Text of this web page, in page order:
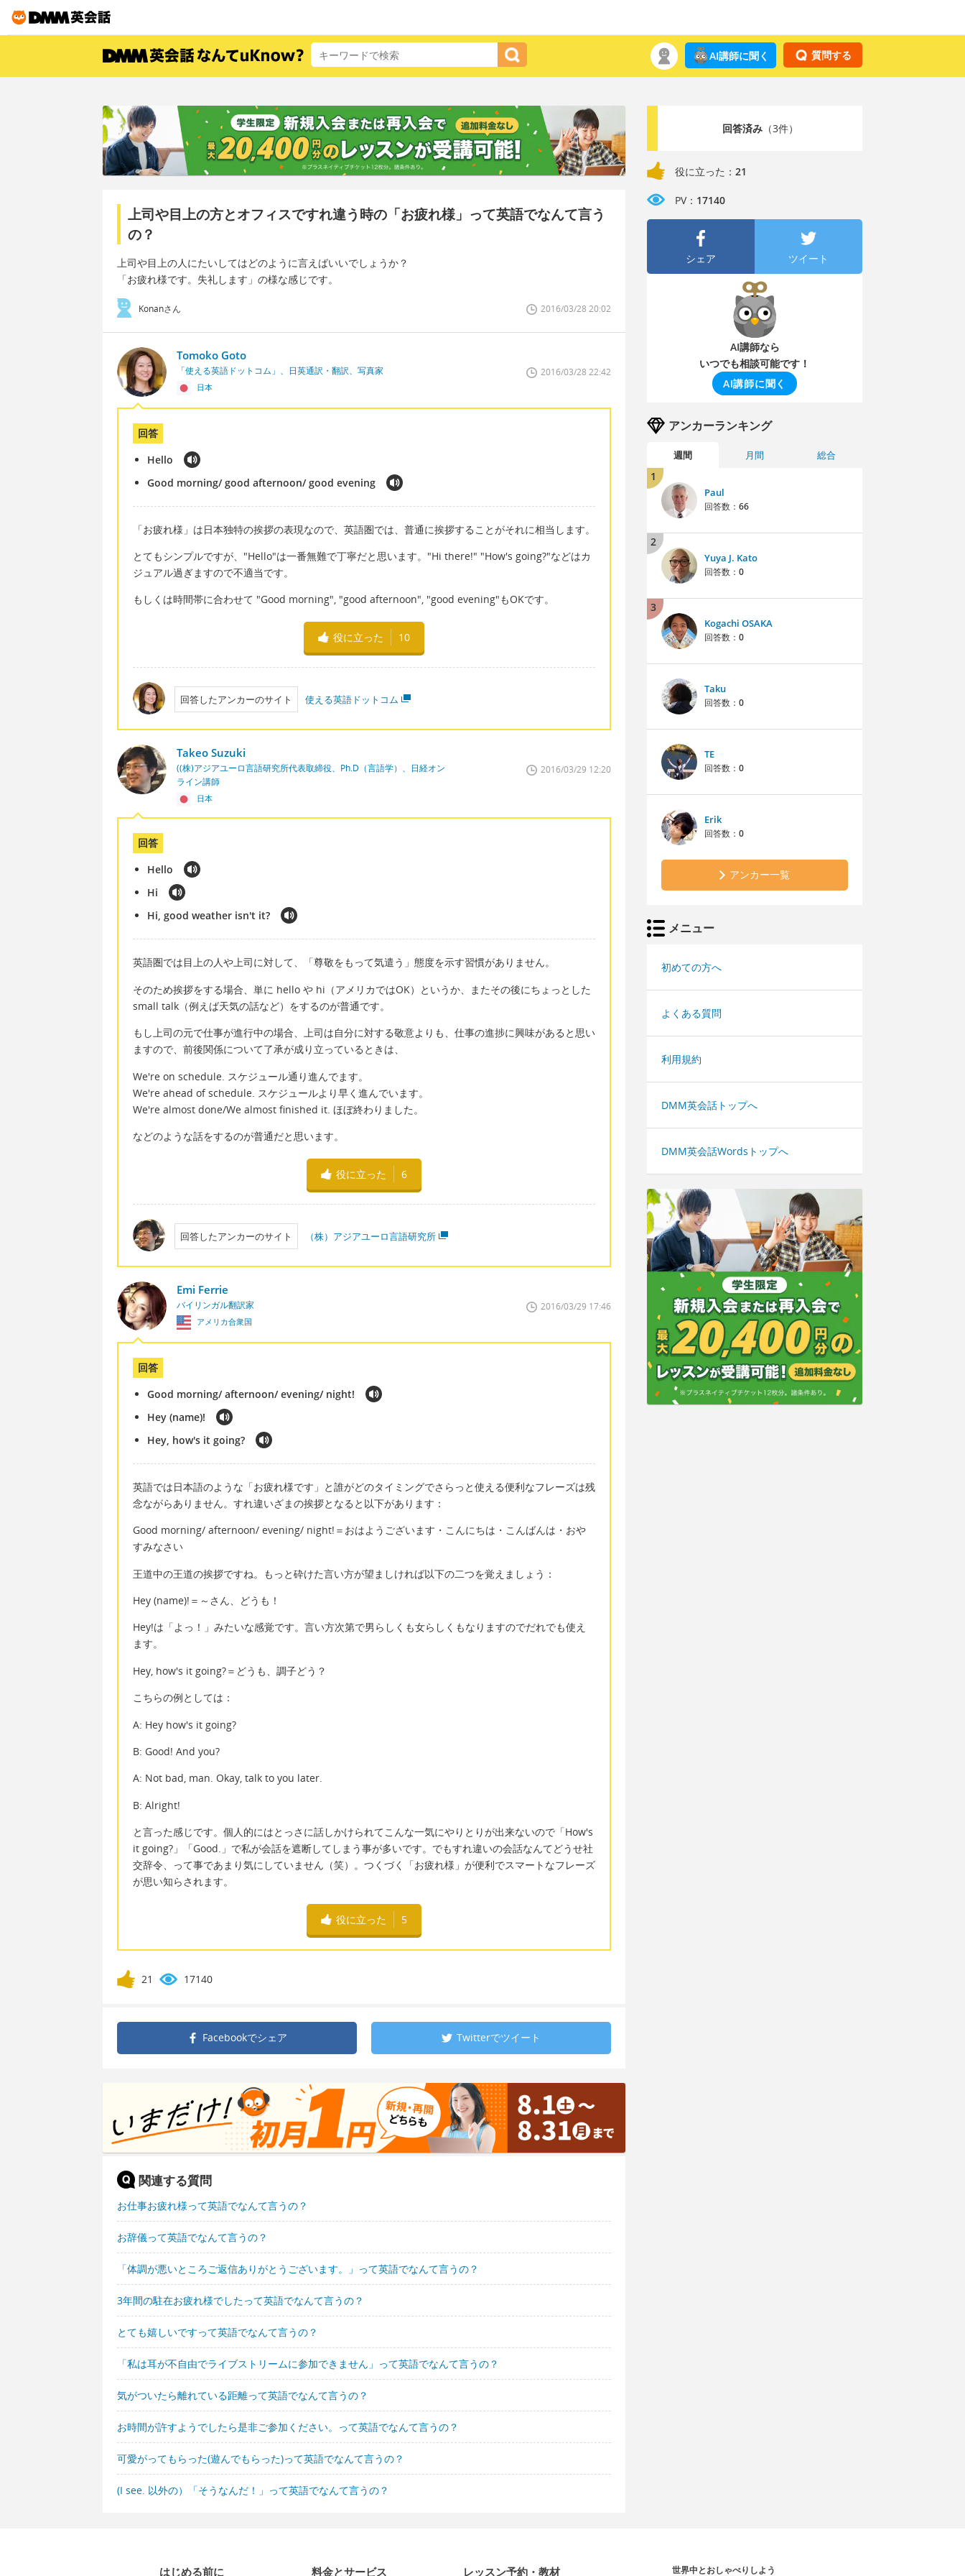
質問する
AI講師に聞く
上司や目上の方とオフィスですれ違う時の「お疲れ様」って英語でなんて言う
の？
上司や目上の人にたいしてはどのように言えばいいでしょうか？
「お疲れ様です。失礼します」の様な感じです。
Konanさん 2016/03/28 20:02
Tomoko Goto
「使える英語ドットコム」、日英通訳・翻訳、写真家
日本
2016/03/28 22:42
回答
Hello
Good morning/ good afternoon/ good evening
「お疲れ様」は日本独特の挨拶の表現なので、英語圏では、普通に挨拶することがそれに相当します。
とてもシンプルですが、"Hello"は一番無難で丁寧だと思います。"Hi there!" "How's going?"などはカ
ジュアル過ぎますので不適当です。
もしくは時間帯に合わせて "Good morning", "good afternoon", "good evening"もOKです。
役に立った 10
回答したアンカーのサイト 使える英語ドットコム
Takeo Suzuki
((株)アジアユーロ言語研究所代表取締役、Ph.D（言語学）、日経オン
ライン講師
日本
2016/03/29 12:20
回答
Hello
Hi
Hi, good weather isn't it?
英語圏では目上の人や上司に対して、「尊敬をもって気遣う」態度を示す習慣がありません。
そのため挨拶をする場合、単に hello や hi（アメリカではOK）というか、またその後にちょっとした
small talk（例えば天気の話など）をするのが普通です。
もし上司の元で仕事が進行中の場合、上司は自分に対する敬意よりも、仕事の進捗に興味があると思い
ますので、前後関係について了承が成り立っているときは、
We're on schedule. スケジュール通り進んでます。
We're ahead of schedule. スケジュールより早く進んでいます。
We're almost done/We almost finished it. ほぼ終わりました。
などのような話をするのが普通だと思います。
役に立った 6
回答したアンカーのサイト （株）アジアユーロ言語研究所
Emi Ferrie
バイリンガル翻訳家
アメリカ合衆国
2016/03/29 17:46
回答
Good morning/ afternoon/ evening/ night!
Hey (name)!
Hey, how's it going?
英語では日本語のような「お疲れ様です」と誰がどのタイミングでさらっと使える便利なフレーズは残
念ながらありません。すれ違いざまの挨拶となると以下があります：
Good morning/ afternoon/ evening/ night!＝おはようございます・こんにちは・こんばんは・おや
すみなさい
王道中の王道の挨拶ですね。もっと砕けた言い方が望ましければ以下の二つを覚えましょう：
Hey (name)!＝～さん、どうも！
Hey!は「よっ！」みたいな感覚です。言い方次第で男らしくも女らしくもなりますのでだれでも使え
ます。
Hey, how's it going?＝どうも、調子どう？
こちらの例としては：
A: Hey how's it going?
B: Good! And you?
A: Not bad, man. Okay, talk to you later.
B: Alright!
と言った感じです。個人的にはとっさに話しかけられてこんな一気にやりとりが出来ないので「How's
it going?」「Good.」で私が会話を遮断してしまう事が多いです。でもすれ違いの会話なんてどうせ社
交辞令、って事であまり気にしていません（笑）。つくづく「お疲れ様」が便利でスマートなフレーズ
が思い知らされます。
役に立った 5
21 17140
Facebookでシェア Twitterでツイート
関連する質問
お仕事お疲れ様って英語でなんて言うの？
お辞儀って英語でなんて言うの？
「体調が悪いところご返信ありがとうございます。」って英語でなんて言うの？
3年間の駐在お疲れ様でしたって英語でなんて言うの？
とても嬉しいですって英語でなんて言うの？
「私は耳が不自由でライブストリームに参加できません」って英語でなんて言うの？
気がついたら離れている距離って英語でなんて言うの？
お時間が許すようでしたら是非ご参加ください。って英語でなんて言うの？
可愛がってもらった(遊んでもらった)って英語でなんて言うの？
(I see. 以外の）「そうなんだ！」って英語でなんて言うの？
回答済み（3件）
役に立った： 21
PV： 17140
シェア ツイート
AI講師なら
いつでも相談可能です！
AI講師に聞く
アンカーランキング
週間 月間 総合
1
Paul
回答数： 66
2
Yuya J. Kato
回答数： 0
3
Kogachi OSAKA
回答数： 0
Taku
回答数： 0
TE
回答数： 0
Erik
回答数： 0
アンカー一覧
メニュー
初めての方へ
よくある質問
利用規約
DMM英会話トップへ
DMM英会話Wordsトップへ
はじめる前に 料金とサービス レッスン予約・教材 世界中とおしゃべりしよう